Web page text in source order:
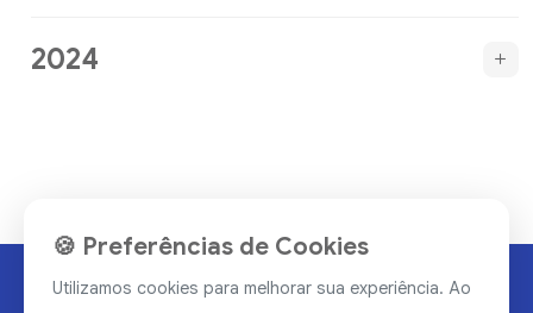
2024
🍪 Preferências de Cookies
Utilizamos cookies para melhorar sua experiência. Ao